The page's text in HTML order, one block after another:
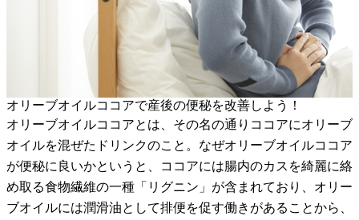
オリーブオイルココアで産後の便秘を改善しよう！
オリーブオイルココアとは、その名の通りココアにオリーブ
オイルを混ぜたドリンクのこと。なぜオリーブオイルココア
が便秘に良いかというと、ココアには腸内のカスを綺麗に絡
め取る食物繊維の一種「リグニン」が含まれており、オリー
ブオイルには潤滑油として排便を促す働きがあることから、